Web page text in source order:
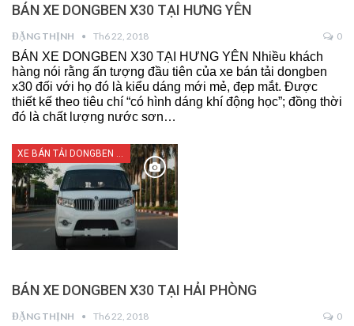
BÁN XE DONGBEN X30 TẠI HƯNG YÊN
ĐẶNG THỊNH Th6 22, 2018 0
BÁN XE DONGBEN X30 TẠI HƯNG YÊN Nhiều khách
hàng nói rằng ấn tượng đầu tiên của xe bán tải dongben
x30 đối với họ đó là kiểu dáng mới mẻ, đẹp mắt. Được
thiết kế theo tiêu chí “có hình dáng khí động học”; đồng thời
đó là chất lượng nước sơn…
BÁN XE DONGBEN X30 TẠI HẢI PHÒNG
ĐẶNG THỊNH Th6 22, 2018 0